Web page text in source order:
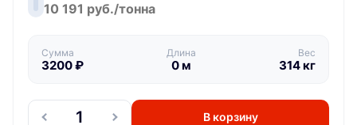
10 191 руб./тонна
Сумма
3200₽
Длина
0м
Вес
314кг
В корзину